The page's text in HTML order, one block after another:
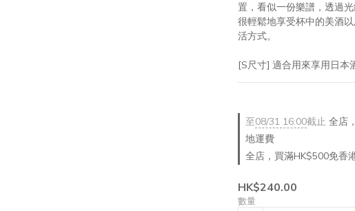
置，看似一份樂譜，透過
很輕鬆地享受杯中的美酒
活方式。
[S尺寸] 適合用來享用日本
至08/31 16:00截止 全店
地運費
全店，買滿HK$500免香
HK$240.00
數量